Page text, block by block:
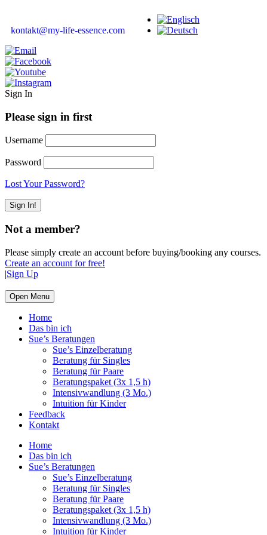
kontakt@my-life-essence.com
Sign In
Please sign in first
Username
Password
Lost Your Password?
Not a member?
Please simply create an account before buying/booking any courses.
Create an account for free!
|Sign Up
Open Menu
Home
Das bin ich
Sue’s Beratungen
Sue’s Einzelberatung
Beratung für Singles
Beratung für Paare
Beratungspaket (3x 1,5 h)
Intensivwandlung (3 Mo.)
Intuition für Kinder
Feedback
Kontakt
Home
Das bin ich
Sue’s Beratungen
Sue’s Einzelberatung
Beratung für Singles
Beratung für Paare
Beratungspaket (3x 1,5 h)
Intensivwandlung (3 Mo.)
Intuition für Kinder